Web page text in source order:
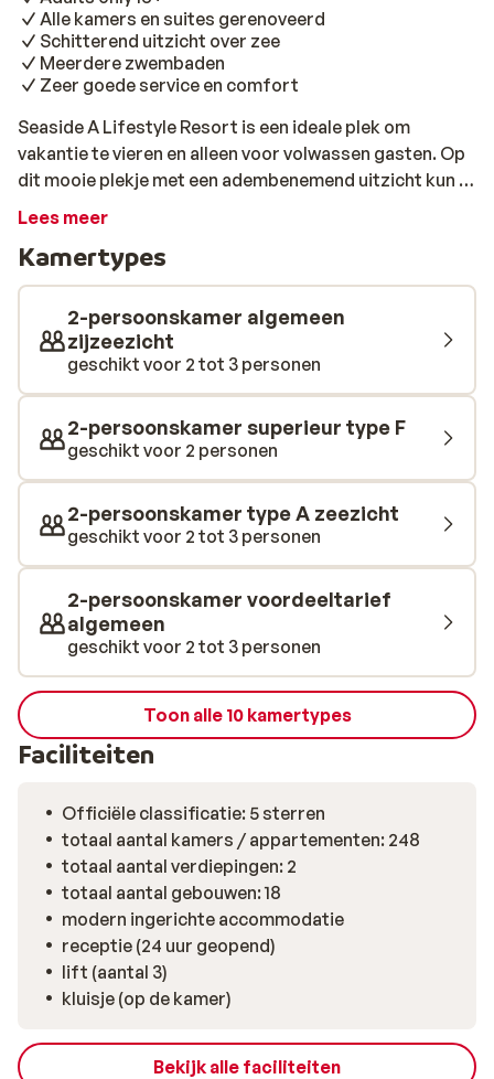
Alle kamers en suites gerenoveerd
Schitterend uitzicht over zee
Meerdere zwembaden
Zeer goede service en comfort
Seaside A Lifestyle Resort is een ideale plek om
vakantie te vieren en alleen voor volwassen gasten. Op
dit mooie plekje met een adembenemend uitzicht kun je
helemaal tot rust komen, gezellige activiteiten
strand ligt op ongeveer 80 meter afstand, maar luieren
in het zonnetje kan natuurlijk ook aan één van de twee
zwembaden. De hamam en sauna zijn perfect voor wie
nog net even wat meer ontspanning zoekt. Ook zijn nog
eens alle drankjes en maaltijden inbegrepen. Zo hoef je
je dus nergens druk om te maken en kun je niets anders
doen dan alleen maar genieten van je welverdiende vrije
tijd op het mooie Kreta!
Lees meer
Kamertypes
2-persoonskamer algemeen
zijzeezicht
geschikt voor 2 tot 3 personen
2-persoonskamer superieur type F
geschikt voor 2 personen
2-persoonskamer type A zeezicht
geschikt voor 2 tot 3 personen
2-persoonskamer voordeeltarief
algemeen
geschikt voor 2 tot 3 personen
Toon alle 10 kamertypes
Faciliteiten
Officiële classificatie: 5 sterren
totaal aantal kamers / appartementen: 248
totaal aantal verdiepingen: 2
totaal aantal gebouwen: 18
modern ingerichte accommodatie
receptie (24 uur geopend)
lift (aantal 3)
kluisje (op de kamer)
Bekijk alle faciliteiten